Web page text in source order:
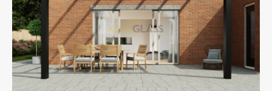
Betaalmethoden
Garantie